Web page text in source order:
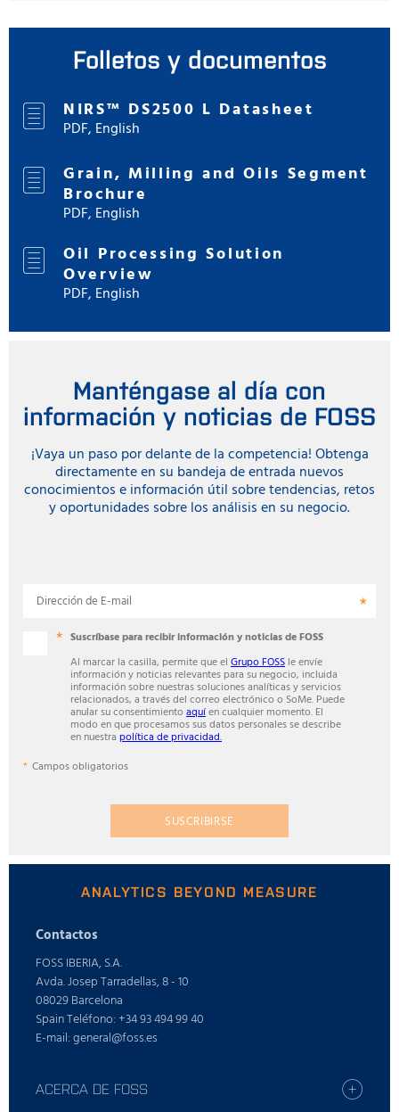
Folletos y documentos
NIRS™ DS2500 L Datasheet
PDF, English
Grain, Milling and Oils Segment
Brochure
PDF, English
Oil Processing Solution
Overview
PDF, English
Manténgase al día con
información y noticias de FOSS
¡Vaya un paso por delante de la competencia! Obtenga
directamente en su bandeja de entrada nuevos
conocimientos e información útil sobre tendencias, retos
y oportunidades sobre los análisis en su negocio.
Dirección de E-mail
Suscríbase para recibir información y noticias de FOSS
Al marcar la casilla, permite que el Grupo FOSS le envíe
información y noticias relevantes para su negocio, incluida
información sobre nuestras soluciones analíticas y servicios
relacionados, a través del correo electrónico o SoMe. Puede
anular su consentimiento aquíen cualquier momento. El
modo en que procesamos sus datos personales se describe
en nuestra política de privacidad.
Campos obligatorios
SUSCRIBIRSE
ANALYTICS BEYOND MEASURE
Contactos
FOSS IBERIA, S.A.
Avda. Josep Tarradellas, 8 - 10
08029 Barcelona
Spain Teléfono: +34 93 494 99 40
E-mail: general@foss.es
ACERCA DE FOSS